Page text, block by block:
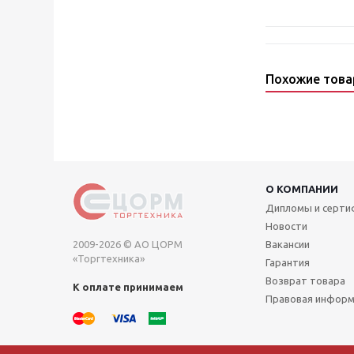
Похожие
2009-2026 © АО ЦОРМ
«Торгтехника»
К оплате принимаем
О КОМПАНИИ
Дипломы и
Новости
Вакансии
Гарантия
Возврат товара
Правовая